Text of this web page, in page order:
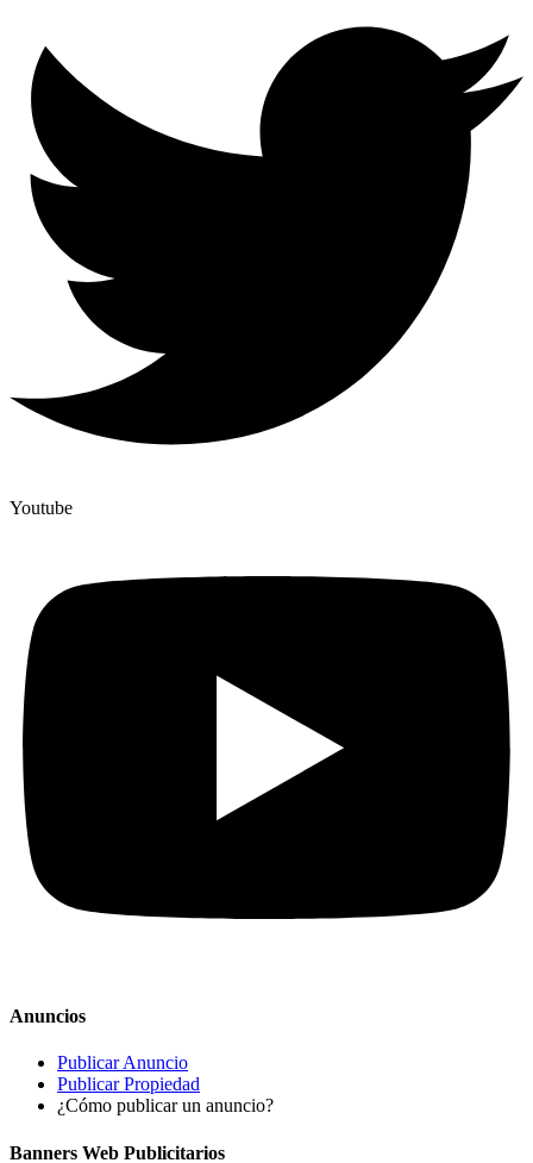
Youtube
Anuncios
Publicar Anuncio
Publicar Propiedad
¿Cómo publicar un anuncio?
Banners Web Publicitarios